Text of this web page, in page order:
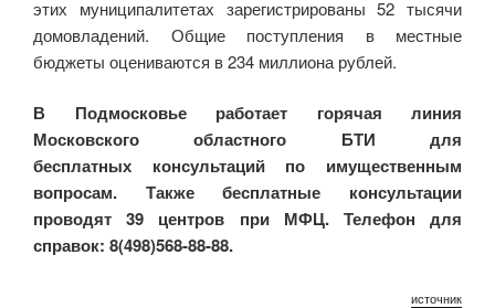
этих муниципалитетах зарегистрированы 52 тысячи
домовладений. Общие поступления в местные
бюджеты оцениваются в 234 миллиона рублей.
В Подмосковье работает горячая линия
Московского областного БТИ для
бесплатных консультаций по имущественным
вопросам. Также бесплатные консультации
проводят39 центров при МФЦ. Телефон для
справок: 8(498)568-88-88.
источник